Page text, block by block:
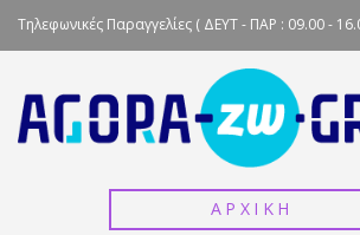
Τηλεφωνικές Παραγγελίες ( ΔΕΥΤ - ΠΑΡ : 09.00 -
ΑΡΧΙΚΗ